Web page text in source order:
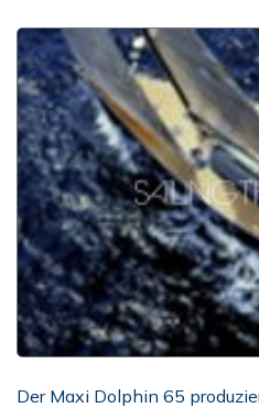
Der Maxi Dolphin 65